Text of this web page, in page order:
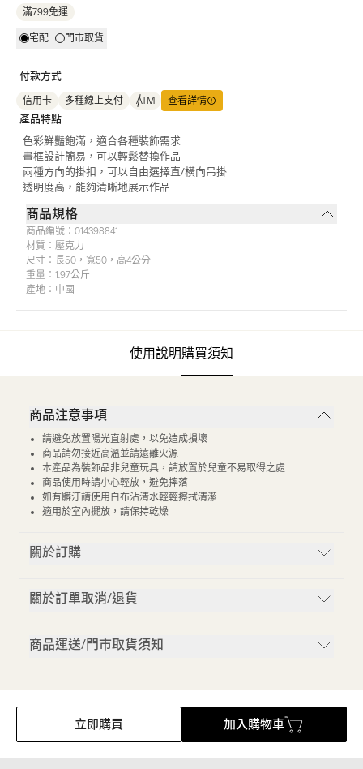
滿799免運
宅配 門市取貨
付款方式
信用卡 多種線上支付 ATM 查看詳情
產品特點
色彩鮮豔飽滿，適合各種裝飾需求
畫框設計簡易，可以輕鬆替換作品
兩種方向的掛扣，可以自由選擇直/橫向吊掛
透明度高，能夠清晰地展示作品
商品規格
商品編號： 014398841
材質： 壓克力
尺寸： 長50，寬50，高4公分
重量： 1.97公斤
產地： 中國
使用說明購買須知
商品注意事項
請避免放置陽光直射處，以免造成損壞
商品請勿接近高溫並請遠離火源
本產品為裝飾品非兒童玩具，請放置於兒童不易取得之處
商品使用時請小心輕放，避免摔落
如有髒汙請使用白布沾清水輕輕擦拭清潔
適用於室內擺放，請保持乾燥
關於訂購
關於訂單取消/退貨
商品運送/門市取貨須知
立即購買 加入購物車